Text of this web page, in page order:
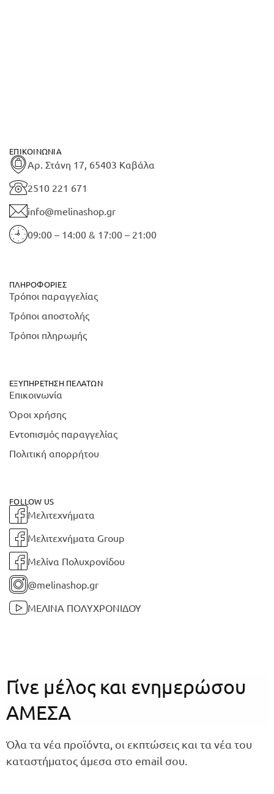
ΕΠΙΚΟΙΝΩΝΊΑ
Αρ. Στάνη 17, 65403 Καβάλα
2510 221 671
info@melinashop.gr
09:00 – 14:00 & 17:00 – 21:00
ΠΛΗΡΟΦΟΡΊΕΣ
Τρόποι παραγγελίας
Τρόποι αποστολής
Τρόποι πληρωμής
ΕΞΥΠΗΡΈΤΗΣΗ ΠΕΛΑΤΏΝ
Επικοινωνία
Όροι χρήσης
Εντοπισμός παραγγελίας
Πολιτική απορρήτου
FOLLOW US
Μελιτεχνήματα
Μελιτεχνήματα Group
Μελίνα Πολυχρονίδου
@melinashop.gr
ΜΕΛΙΝΑ ΠΟΛΥΧΡΟΝΙΔΟΥ
Γίνε μέλος και ενημερώσου
ΑΜΕΣΑ
Όλα τα νέα προϊόντα, οι εκπτώσεις και τα νέα του
καταστήματος άμεσα στο email σου.